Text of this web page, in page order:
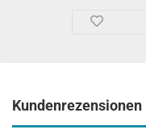
Kundenrezensionen